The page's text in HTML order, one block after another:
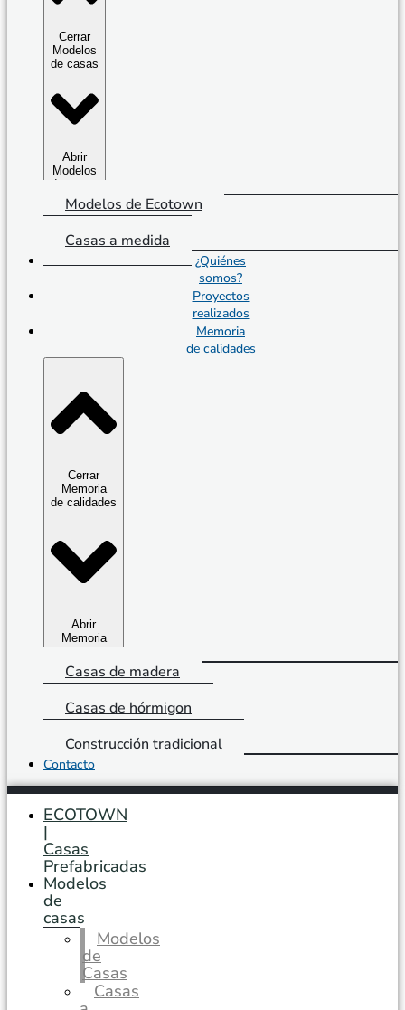
Cerrar
Modelos
de casas
Abrir
Modelos
de casas
Modelos de Ecotown
Casas a medida
¿Quiénes
somos?
Proyectos
realizados
Memoria
de calidades
Cerrar
Memoria
de calidades
Abrir
Memoria
de calidades
Casas de madera
Casas de hórmigon
Construcción tradicional
Contacto
ECOTOWN
|
Casas
Prefabricadas
Modelos
de
casas
Modelos
de
Casas
Casas